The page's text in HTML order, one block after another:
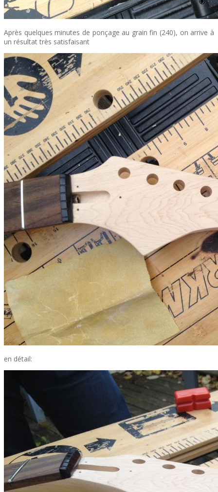
Après quelques minutes de ponçage au grain fin (240), on arrive à
un résultat très satisfaisant
en détail: